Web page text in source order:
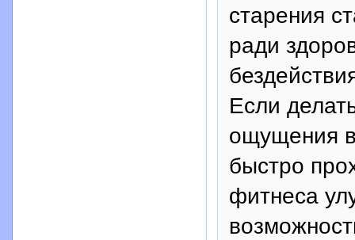
старения
ради
Если
ощущения
быстро
фитнеса